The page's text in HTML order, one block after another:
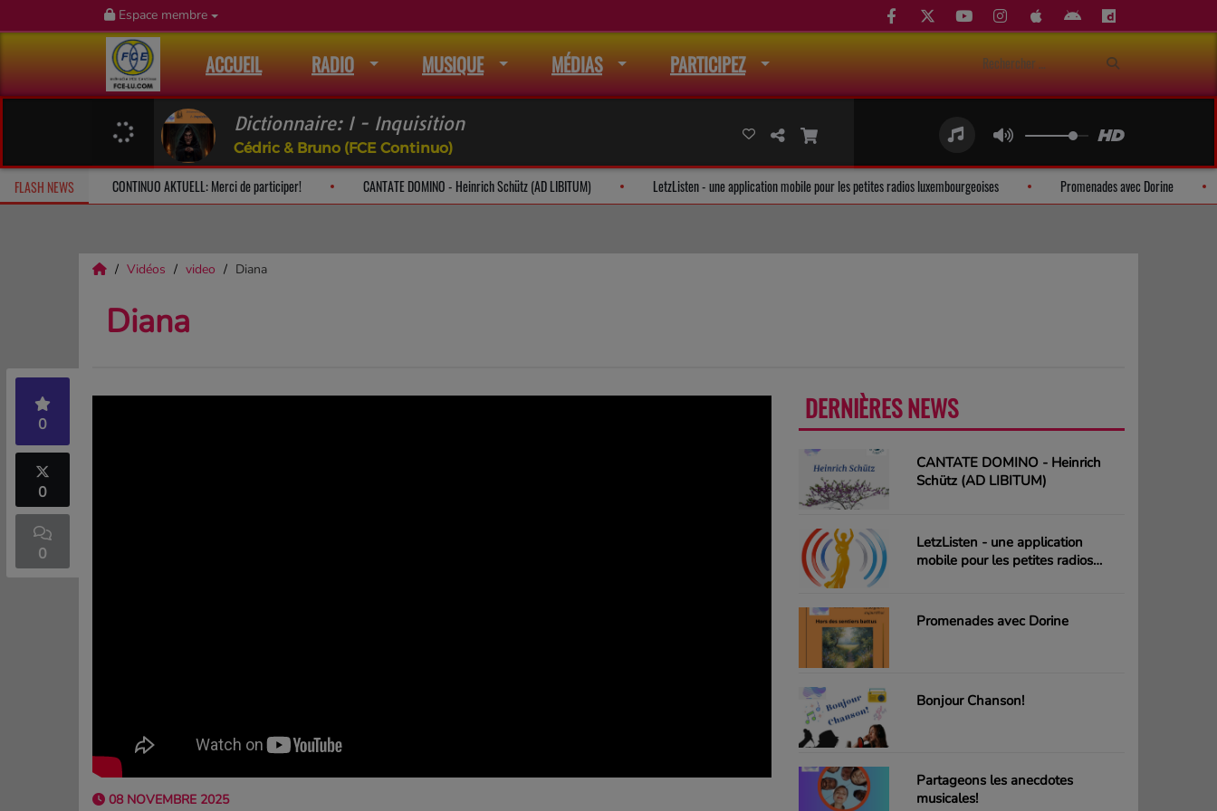
Espace membre
ACCUEIL RADIO MUSIQUE MÉDIAS PARTICIPEZ
Dictionnaire: I - Inquisition
Cédric & Bruno (FCE Continuo)
FLASH NEWS
le dimanche à 10h CONTINUO AKTUELL: Merci de participer! CANTATE DOMINO - Heinrich Schütz (AD LIBITUM) LetzListen - une application mobile pour les petites radios luxembourgeoises Promenades avec Dorine
Vidéos video Diana
Diana
0
0
0
08 NOVEMBRE 2025
DERNIÈRES NEWS
CANTATE DOMINO - Heinrich
Schütz (AD LIBITUM)
LetzListen - une application
mobile pour les petites radios
Promenades avec Dorine
Bonjour Chanson!
Partageons les anecdotes
musicales!